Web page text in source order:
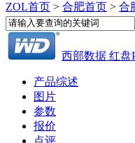
ZOL首页 > 合肥首页 > 合
西部数据 红盘
产品综述
图片
参数
报价
点评